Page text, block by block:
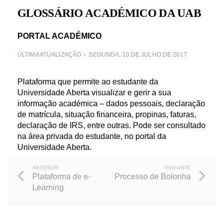
GLOSSÁRIO ACADÉMICO DA UAB
PORTAL ACADÉMICO
ÚLTIMA ATUALIZAÇÃO SEGUNDA, 10 DE JULHO DE 2017
Plataforma que permite ao estudante da
Universidade Aberta visualizar e gerir a sua
informação académica – dados pessoais, declaração
de matrícula, situação financeira, propinas, faturas,
declaração de IRS, entre outras. Pode ser consultado
na área privada do estudante, no portal da
Universidade Aberta.
Post
navigation
ANTERIOR
Plataforma de e-
Learning
SEGUINTE
Processo de Bolonha